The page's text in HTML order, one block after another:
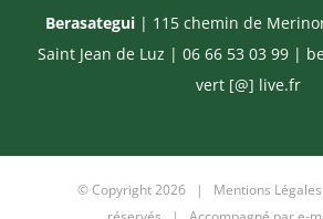
Berasategui| 115 chemin de
Saint Jean de Luz | 06 66 53 03 99 |
vert [@] live.fr
© Copyright2026 | Mentions Légales